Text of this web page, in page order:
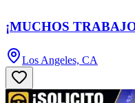
¡MUCHOS
Los Angeles, CA